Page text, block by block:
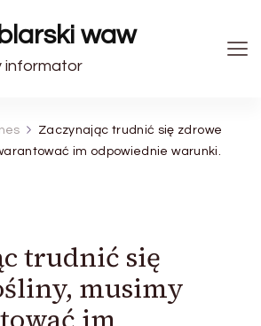
waw
informator
Zaczynając trudnić się zdrowe
im odpowiednie warunki.
trudnić się
musimy